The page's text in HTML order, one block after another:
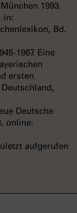
1993.
in:
Bd.
1967. Eine
ersten
Deutsche
online:
aufgerufen